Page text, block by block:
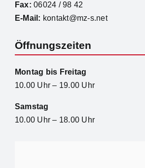
Fax: 06024 / 98 42
E-Mail: kontakt@mz-s.net
Öffnungszeiten
Montag bis Freitag
10.00 Uhr – 19.00 Uhr
Samstag
10.00 Uhr – 18.00 Uhr